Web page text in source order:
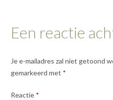
Een reactie
Je e-mailadres zal niet getoond
gemarkeerd met *
Reactie *